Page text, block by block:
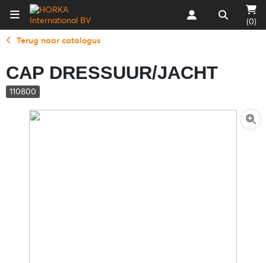
(0)
Terug naar catalogus
CAP DRESSUUR/JACHT
110800